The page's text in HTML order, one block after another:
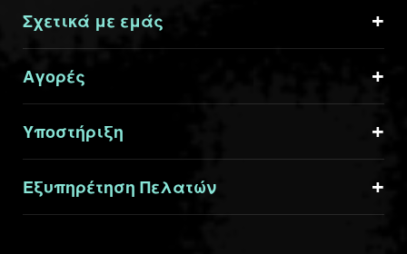
Σχετικά με εμάς
Αγορές
Υποστήριξη
Εξυπηρέτηση Πελατών